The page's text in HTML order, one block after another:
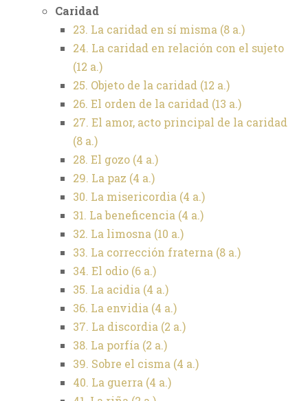
Caridad
23. La caridad en sí misma (8 a.)
24. La caridad en relación con el sujeto
(12 a.)
25. Objeto de la caridad (12 a.)
26. El orden de la caridad (13 a.)
27. El amor, acto principal de la caridad
(8 a.)
28. El gozo (4 a.)
29. La paz (4 a.)
30. La misericordia (4 a.)
31. La beneficencia (4 a.)
32. La limosna (10 a.)
33. La corrección fraterna (8 a.)
34. El odio (6 a.)
35. La acidia (4 a.)
36. La envidia (4 a.)
37. La discordia (2 a.)
38. La porfía (2 a.)
39. Sobre el cisma (4 a.)
40. La guerra (4 a.)